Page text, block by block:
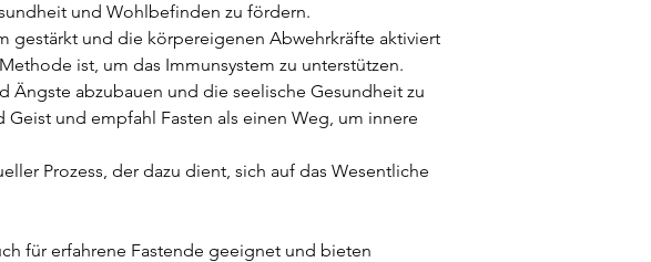
und Wohlbefinden zu fördern.
gestärkt und die körpereigenen Abwehrkräfte aktiviert
ist, um das Immunsystem zu unterstützen.
Ängste abzubauen und die seelische Gesundheit zu
und empfahl Fasten als einen Weg, um innere
Prozess, der dazu dient, sich auf das Wesentliche
für erfahrene Fastende geeignet und bieten